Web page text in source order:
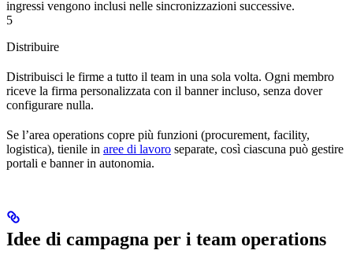
ingressi vengono inclusi nelle sincronizzazioni successive.
5
Distribuire
Distribuisci le firme a tutto il team in una sola volta. Ogni membro
riceve la firma personalizzata con il banner incluso, senza dover
configurare nulla.
Se l’area operations copre più funzioni (procurement, facility,
logistica), tienile in aree di lavoro separate, così ciascuna può gestire
portali e banner in autonomia.
Idee di campagna per i team operations